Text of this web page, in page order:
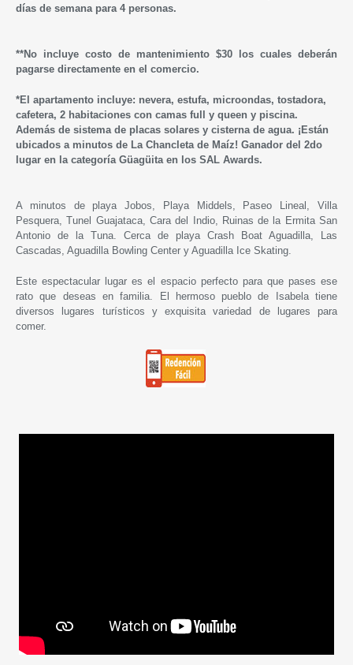
días de semana para 4 personas.
**No incluye costo de mantenimiento $30 los cuales deberán
pagarse directamente en el comercio.
*El apartamento incluye: nevera, estufa, microondas, tostadora,
cafetera, 2 habitaciones con camas full y queen y piscina.
Además de sistema de placas solares y cisterna de agua. ¡Están
ubicados a minutos de La Chancleta de Maíz! Ganador del 2do
lugar en la categoría Güagüita en los SAL Awards.
A minutos de playa Jobos, Playa Middels, Paseo Lineal, Villa
Pesquera, Tunel Guajataca, Cara del Indio, Ruinas de la Ermita San
Antonio de la Tuna. Cerca de playa Crash Boat Aguadilla, Las
Cascadas, Aguadilla Bowling Center y Aguadilla Ice Skating.
Este espectacular lugar es el espacio perfecto para que pases ese
rato que deseas en familia. El hermoso pueblo de Isabela tiene
diversos lugares turísticos y exquisita variedad de lugares para
comer.